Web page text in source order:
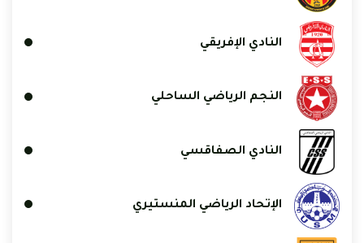
النادي الإفريقي
النجم الرياضي الساحلي
النادي الصفاقسي
الإتحاد الرياضي المنستيري